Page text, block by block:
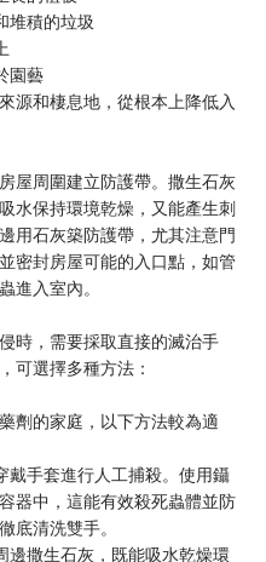
堆積的垃圾
園藝
源和棲息地，從根本上降低入
屋周圍建立防護帶。撒生石灰
水保持環境乾燥，又能產生刺
用石灰築防護帶，尤其注意門
密封房屋可能的入口點，如管
進入室內。
時，需要採取直接的滅治手
可選擇多種方法：
劑的家庭，以下方法較為適
戴手套進行人工捕殺。使用鑷
器中，這能有效殺死蟲體並防
底清洗雙手。
邊撒生石灰，既能吸水乾燥環